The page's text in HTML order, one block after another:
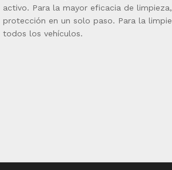
activo. Para la mayor eficacia de
protección en un solo paso. Para la
todos los vehículos.